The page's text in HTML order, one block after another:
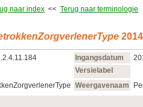
naar index << Terug naar terminologie
Ingangsdatum
Versielabel
Weergavenaam